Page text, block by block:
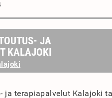
JA
KALAJOKI
ja terapiapalvelut Kalajoki